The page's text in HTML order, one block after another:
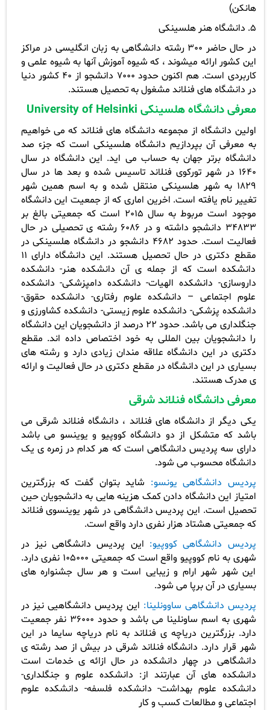
هانکن)
5. دانشگاه هنر هلسینکی
در حال حاضر 300 رشته دانشگاهی به زبان انگلیسی در مراکز
این کشور ارائه میشوند ، که شیوه آموزش آنها به شیوه علمی و
کاربردی است. هم اکنون حدود 7000 دانشجو از 40 کشور دنیا
در دانشگاه های فنلاند مشغول به تحصیل هستند.
معرفی دانشگاه هلسینکی University of Helsinki
اولین دانشگاه از مجموعه دانشگاه های فنلاند که می خواهیم
به معرفی آن بپردازیم دانشگاه هلسینکی است که جزء صد
دانشگاه برتر جهان به حساب می اید. این دانشگاه در سال
1640 در شهر تورکوی فنلاند تاسیس شده و بعد ها در سال
1829 به شهر هلسینکی منتقل شده و به اسم همین شهر
تغییر نام یافته است. اخرین اماری که از جمعیت این دانشگاه
موجود است مربوط به سال 2015 است که جمعیتی بالغ بر
34833 دانشجو داشته و در 6086 رشته ی تحصیلی در حال
فعالیت است. حدود 4682 دانشجو در دانشگاه هلسینکی در
مقطع دکتری در حال تحصیل هستند. این دانشگاه دارای 11
دانشکده است که از جمله ی آن دانشکده هنر- دانشکده
داروسازی- دانشکده الهیات- دانشکده دامپزشکی- دانشکده
علوم اجتماعی – دانشکده علوم رفتاری- دانشکده حقوق-
دانشکده پزشکی- دانشکده علوم زیستی- دانشکده کشاورزی و
جنگلداری می باشد. حدود 22 درصد از دانشجویان این دانشگاه
را دانشجویان بین المللی به خود اختصاص داده اند. مقطع
دکتری در این دانشگاه علاقه مندان زیادی دارد و رشته های
بسیاری در این دانشگاه در مقطع دکتری در حال فعالیت و ارائه
ی مدرک هستند.
معرفی دانشگاه فنلاند شرقی
یکی دیگر از دانشگاه های فنلاند ، دانشگاه فنلاند شرقی می
باشد که متشکل از دو دانشگاه کووپیو و یوینسو می باشد
دارای سه پردیس دانشگاهی است که هر کدام در زمره ی یک
دانشگاه محسوب می شود.
پردیس دانشگاهی یونسو: شاید بتوان گفت که بزرگترین
امتیاز این دانشگاه دادن کمک هزینه هایی به دانشجویان حین
تحصیل است. این پردیس دانشگاهی در شهر یوینسوی فنلاند
که جمعیتی هشتاد هزار نفری دارد واقع است.
پردیس دانشگاهی کووپیو: این پردیس دانشگاهی نیز در
شهری به نام کووپیو واقع است که جمعیتی 105000 نفری دارد.
این شهر شهر ارام و زیبایی است و هر سال جشنواره های
بسیاری در آن برپا می شود.
پردیس دانشگاهی ساوونلینا: این پردیس دانشگاهیی نیز در
شهری به اسم ساونلینا می باشد و حدود 36000 نفر جمعیت
دارد. بزرگترین دریاچه ی فنلاند به نام دریاچه سایما در این
شهر قرار دارد. دانشگاه فنلاند شرقی در بیش از صد رشته ی
دانشگاهی در چهار دانشکده در حال ازائه ی خدمات است
دانشکده های آن عبارتند از: دانشکده علوم و جنگلداری-
دانشکده علوم بهداشت- دانشکده فلسفه- دانشکده علوم
اجتماعی و مطالعات کسب و کار